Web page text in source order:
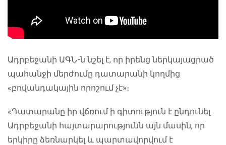
Ադրբեջանի ԱԳՆ-ն նշել է, որ իրենց ներկայացրած
պահանջի մերժումը դատարանի կողմից
«բովանդակային որոշում չէ»։
«Դատարանը իր վճռում ի գիտություն է ընդունել
Ադրբեջանի հայտարարությունն այն մասին, որ
երկիրը ձեռնարկել և պարտավորվում է